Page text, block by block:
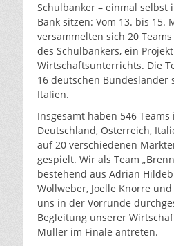
Schulbanker – einmal selbst
Bank sitzen: Vom 13. bis 15.
versammelten sich 20
des Schulbankers, ein
Wirtschaftsunterrichts. Die
16 deutschen Bundesländer
Italien.
Insgesamt haben 546
Deutschland, Österreich,
auf 20 verschiedenen
gespielt. Wir als Team
bestehend aus Adrian
Wollweber, Joelle Knorre
uns in der Vorrunde
Begleitung unserer
Müller im Finale antreten.